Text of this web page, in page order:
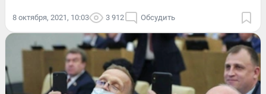
8 октября, 2021, 10:03 3 912 Обсудить